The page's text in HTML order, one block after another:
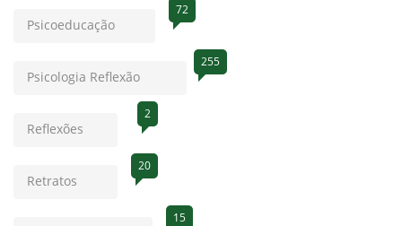
Psicoeducação
72
Psicologia Reflexão
255
Reflexões
2
Retratos
20
15